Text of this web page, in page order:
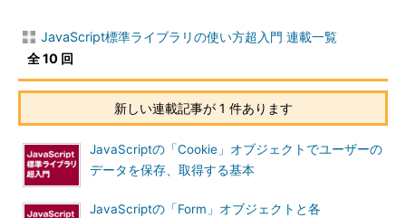
JavaScript標準ライブラリの使い方超入門 連載一覧
全 10 回
新しい連載記事が 1 件あります
JavaScriptの「Cookie」オブジェクトでユーザーの
データを保存、取得する基本
JavaScriptの「Form」オブジェクトと各